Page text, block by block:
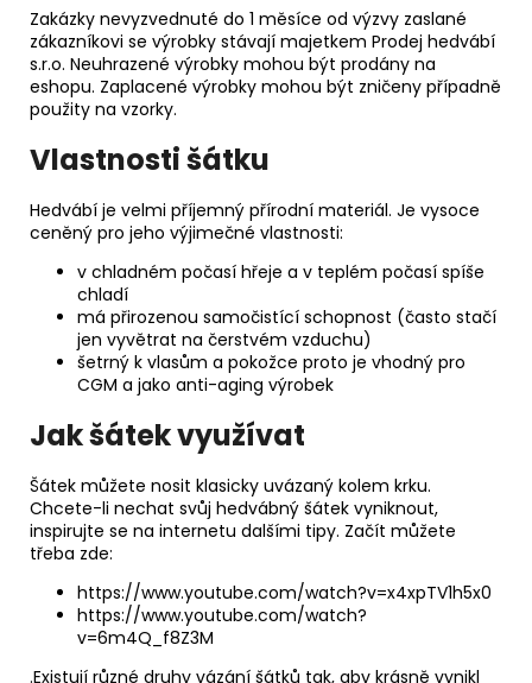
Zakázky nevyzvednuté do 1 měsíce od výzvy zaslané
zákazníkovi se výrobky stávají majetkem Prodej hedvábí
s.r.o. Neuhrazené výrobky mohou být prodány na
eshopu. Zaplacené výrobky mohou být zničeny případně
použity na vzorky.
Vlastnosti šátku
Hedvábí je velmi příjemný přírodní materiál. Je vysoce
ceněný pro jeho výjimečné vlastnosti:
v chladném počasí hřeje a v teplém počasí spíše
chladí
má přirozenou samočistící schopnost (často stačí
jen vyvětrat na čerstvém vzduchu)
šetrný k vlasům a pokožce proto je vhodný pro
CGM a jako anti-aging výrobek
Jak šátek využívat
Šátek můžete nosit klasicky uvázaný kolem krku.
Chcete-li nechat svůj hedvábný šátek vyniknout,
inspirujte se na internetu dalšími tipy. Začít můžete
třeba zde:
https://www.youtube.com/watch?v=x4xpTV1h5x0
https://www.youtube.com/watch?
v=6m4Q_f8Z3M
.Existují různé druhy vázání šátků tak, aby krásně vynikl